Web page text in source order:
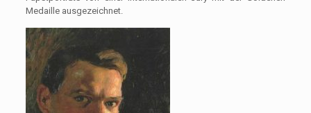
Medaille ausgezeichnet.